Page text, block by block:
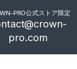
PRO公式ストア限定
pro.com